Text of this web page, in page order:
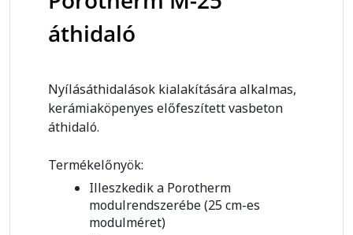
áthidaló
Nyílásáthidalások kialakítására alkalmas,
kerámiaköpenyes előfeszített vasbeton
áthidaló.
Termékelőnyök:
Illeszkedik a Porotherm
modulrendszerébe (25 cm-es
modulméret)